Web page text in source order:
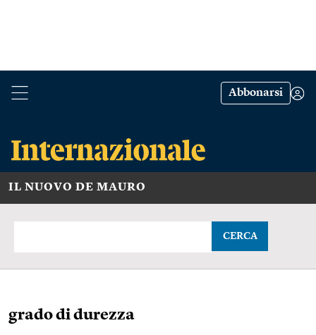
Abbonarsi
IL NUOVO DE MAURO
CERCA
grado di durezza